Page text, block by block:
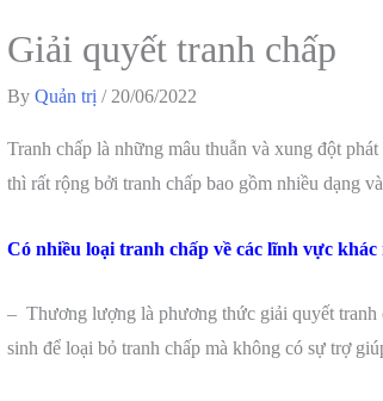
Giải quyết tranh chấp
By Quản trị / 20/06/2022
Tranh chấp là những mâu thuẫn và xung đột
thì rất rộng bởi tranh chấp bao gồm nhiều dạng
Có nhiều loại tranh chấp về các lĩnh vực
– Thương lượng là phương thức giải quyết tranh
sinh để loại bỏ tranh chấp mà không có sự trợ